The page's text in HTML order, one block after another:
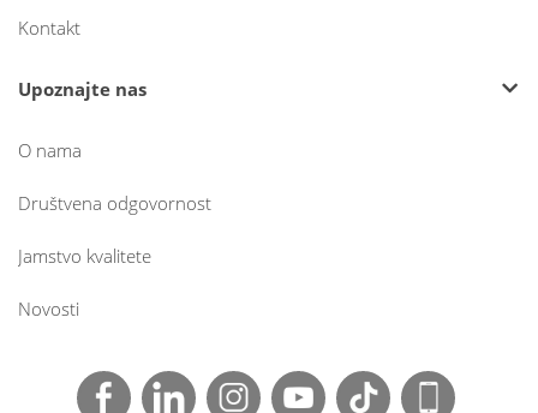
Kontakt
Upoznajte nas
O nama
Društvena odgovornost
Jamstvo kvalitete
Novosti